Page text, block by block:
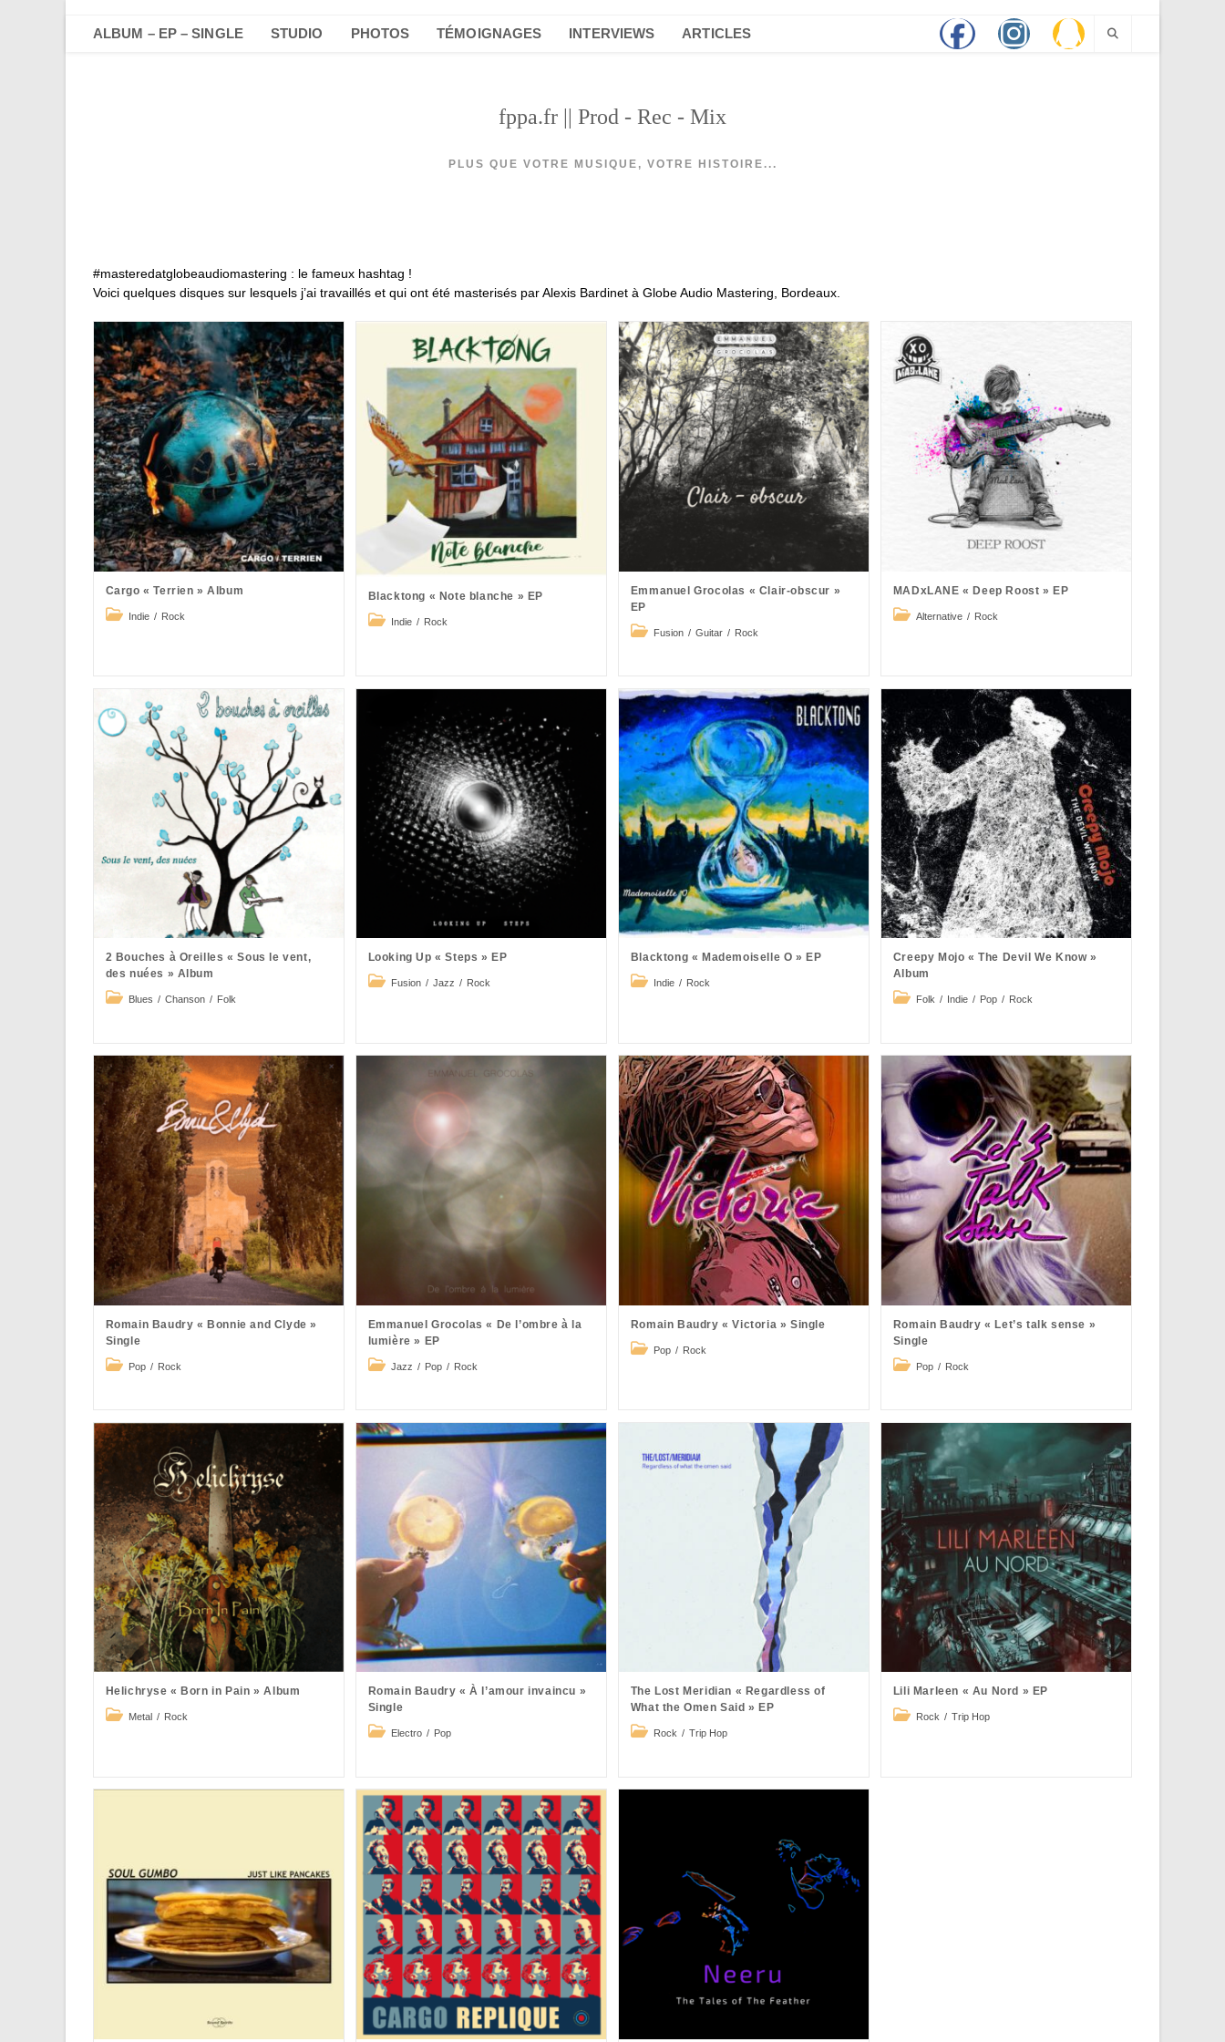
ALBUM – EP – SINGLE STUDIO PHOTOS TÉMOIGNAGES INTERVIEWS ARTICLES
fppa.fr || Prod - Rec - Mix
PLUS QUE VOTRE MUSIQUE, VOTRE HISTOIRE...
#masteredatglobeaudiomastering : le fameux hashtag !
Voici quelques disques sur lesquels j’ai travaillés et qui ont été masterisés par Alexis Bardinet à Globe Audio Mastering, Bordeaux.
Cargo « Terrien » Album
PostIndie / Rock
Blacktong « Note blanche » EP
PostIndie / Rock
Emmanuel Grocolas « Clair-obscur »
EP
PostFusion / Guitar / Rock
MADxLANE « Deep Roost » EP
PostAlternative / Rock
2 Bouches à Oreilles « Sous le vent,
des nuées » Album
PostBlues / Chanson / Folk
Looking Up « Steps » EP
PostFusion / Jazz / Rock
Blacktong « Mademoiselle O » EP
PostIndie / Rock
Creepy Mojo « The Devil We Know »
Album
PostFolk / Indie / Pop / Rock
Romain Baudry « Bonnie and Clyde »
Single
PostPop / Rock
Emmanuel Grocolas « De l’ombre à la
lumière » EP
Post Jazz / Pop / Rock
Romain Baudry « Victoria » Single
PostPop / Rock
Romain Baudry « Let’s talk sense »
Single
PostPop / Rock
Helichryse « Born in Pain » Album
PostMetal / Rock
Romain Baudry « À l’amour invaincu »
Single
PostElectro / Pop
The Lost Meridian « Regardless of
What the Omen Said » EP
PostRock / Trip Hop
Lili Marleen « Au Nord » EP
PostRock / Trip Hop